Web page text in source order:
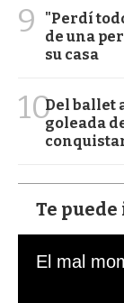
9
"Perdí
de una
su casa
10Del ballet
goleada
Te